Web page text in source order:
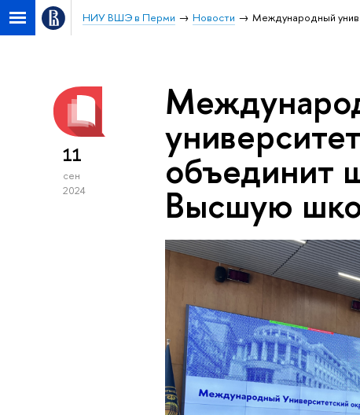
НИУ ВШЭ в Перми Новости Международный
11
сен
2024
объединит
Высшую